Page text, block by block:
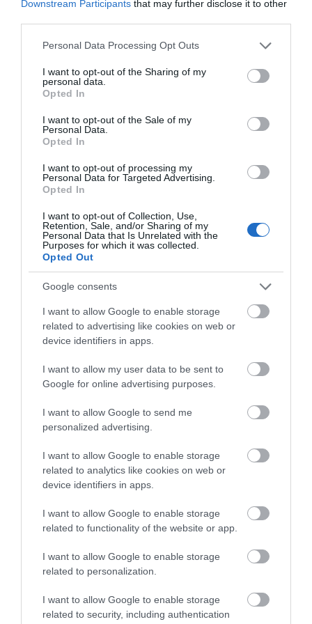
Downstream Participants that may further disclose it to other
Please note that this website/app uses one or more Google
not limited to your visit or usage behaviour. You may click to
grant or deny consent to Google and its third-party tags to
use your data for below specified purposes in below Google
consent section.
Personal Data Processing Opt Outs
I want to opt-out of the Sharing of my
personal data.
Opted In
I want to opt-out of the Sale of my
Personal Data.
Opted In
I want to opt-out of processing my
Personal Data for Targeted Advertising.
Opted In
I want to opt-out of Collection, Use,
Retention, Sale, and/or Sharing of my
Personal Data that Is Unrelated with the
Purposes for which it was collected.
Opted Out
Google consents
I want to allow Google to enable storage
related to advertising like cookies on web or
device identifiers in apps.
I want to allow my user data to be sent to
Google for online advertising purposes.
I want to allow Google to send me
personalized advertising.
I want to allow Google to enable storage
related to analytics like cookies on web or
device identifiers in apps.
I want to allow Google to enable storage
related to functionality of the website or app.
I want to allow Google to enable storage
related to personalization.
I want to allow Google to enable storage
related to security, including authentication
Διαβάστε όλες τιςτελευταίες ειδήσειςγια την
Ελλάδακαι τονΚόσμοστοevima.gr
#ΔΗΜΟΣ #ΚΥΜΗΣ #ΑΛΙΒΕΡΙΟΥ
#ΟΞΥΛΙΘΟΣ
ΕΙΔΗΣΕΙΣ ΕΥΒΟΙΑ ΕΡΓΑ
ΕΥΒΟΙΑ
ΝΕΑ ΕΥΒΟΙΑ
ΡΟΗ ΕΙΔΗΣΕΩΝ
Μεγάλο πανηγύρι στην Εύβοια:
(pics&vid)
08.08.2026 | 00:59
Ο καιρός αλλάζει πρόσωπο:
Έρχονται 40άρια μαζί με
θυελλώδη μελτέμια
07.08.2026 | 22:20
Εύβοια: Ηχηρό μήνυμα πέντε
καταστροφή του 2021
Νέο τροχαίο με υλικές ζημιές
07.08.2026 | 21:40
διαδικτυακής απάτης – Πλήρωσε
για τρακτέρ που δεν παρέλαβε
07.08.2026 | 21:20
Τραγωδία στην Εύβοια: Άνδρας
ανασύρθηκε χωρίς τις αισθήσεις
07.08.2026 | 20:57
σε δήμο της Εύβοιας: Δείτε εδώ
07.08.2026 | 20:40
Όλες οι τελευταίες ειδήσεις